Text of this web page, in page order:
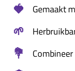
🍓 Gemaakt
🌱
💐